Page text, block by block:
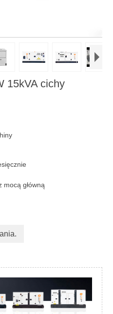
15kVA cichy
główną